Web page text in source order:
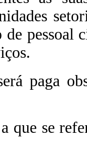
de
paga
que se